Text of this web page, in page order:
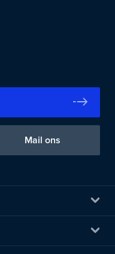
Mail ons